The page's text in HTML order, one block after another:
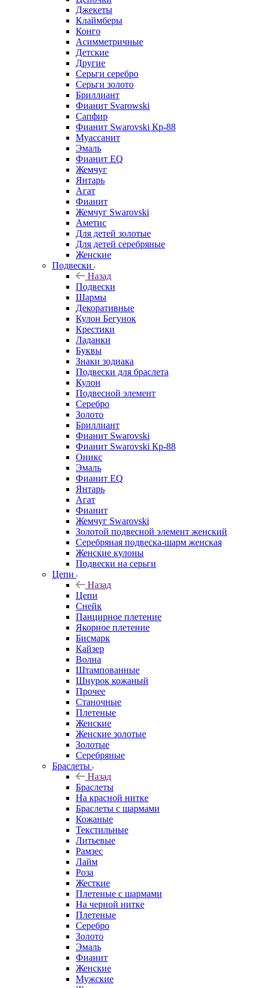
Джекеты
Клаймберы
Конго
Асимметричные
Детские
Другие
Серьги серебро
Серьги золото
Бриллиант
Фианит Svarowski
Сапфир
Фианит Swarovski Кр-88
Муассанит
Эмаль
Фианит EQ
Жемчуг
Янтарь
Агат
Фианит
Жемчуг Swarovski
Аметис
Для детей золотые
Для детей серебряные
Женские
Подвески
Назад
Подвески
Шармы
Декоративные
Кулон Бегунок
Крестики
Ладанки
Буквы
Знаки зодиака
Подвески для браслета
Кулон
Подвесной элемент
Серебро
Золото
Бриллиант
Фианит Swarovski
Фианит Swarovski Кр-88
Оникс
Эмаль
Фианит EQ
Янтарь
Агат
Фианит
Жемчуг Swarovski
Золотой подвесной элемент женcкий
Серебряная подвеска-шарм женская
Женские кулоны
Подвески на серьги
Цепи
Назад
Цепи
Снейк
Панцирное плетение
Якорное плетение
Бисмарк
Кайзер
Волна
Штампованные
Шнурок кожаный
Прочее
Станочные
Плетеные
Женские
Женские золотые
Золотые
Серебряные
Браслеты
Назад
Браслеты
На красной нитке
Браслеты с шармами
Кожаные
Текстильные
Литьевые
Рамзес
Лайм
Роза
Жесткие
Плетеные с шармами
На черной нитке
Плетеные
Серебро
Золото
Эмаль
Фианит
Женские
Мужские